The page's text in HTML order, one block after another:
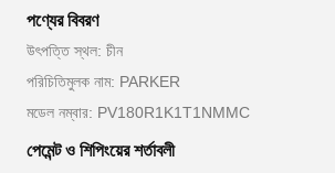
পণ্যের বিবরণ
উৎপত্তি স্থল: চীন
পরিচিতিমুলক নাম: PARKER
মডেল নম্বার: PV180R1K1T1NMMC
পেমেন্ট ও শিপিংয়ের শর্তাবলী